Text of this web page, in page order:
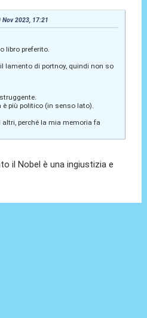
2023, 17:21
libro preferito.
lamento di portnoy, quindi non so
più politico (in senso lato).
perché la mia memoria fa
il Nobel è una ingiustizia e